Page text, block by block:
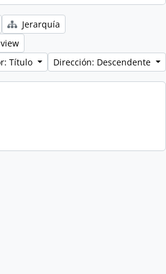
Jerarquía
Título
Dirección: Descendente